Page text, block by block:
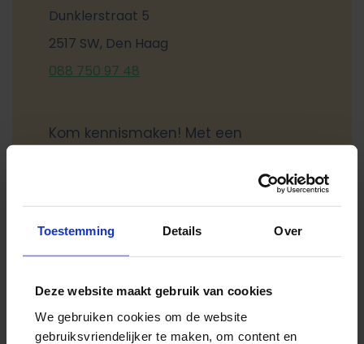
Toestemming Details Over
Deze website maakt gebruik van cookies
We gebruiken cookies om de website
gebruiksvriendelijker te maken, om content en
Dunklerstraat 5
2517 SW, Den Haag
088 750 97 48
Kom kennismaken! Met een
buitenschoolse opvang van Dak
Dunkler zelf ervaren. Heb je je
keuze al gemaakt en wil je direct
inschrijfformulier.